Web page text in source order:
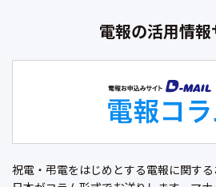
電報の活用情報
祝電・弔電をはじめとする電報に関す